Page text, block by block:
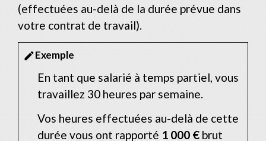
(effectuées au-delà de la durée prévue dans
votre contrat de travail).
editExemple
En tant que salarié à temps partiel, vous
travaillez 30 heures par semaine.
Vos heures effectuées au-delà de cette
durée vous ont rapporté 1 000 € brut